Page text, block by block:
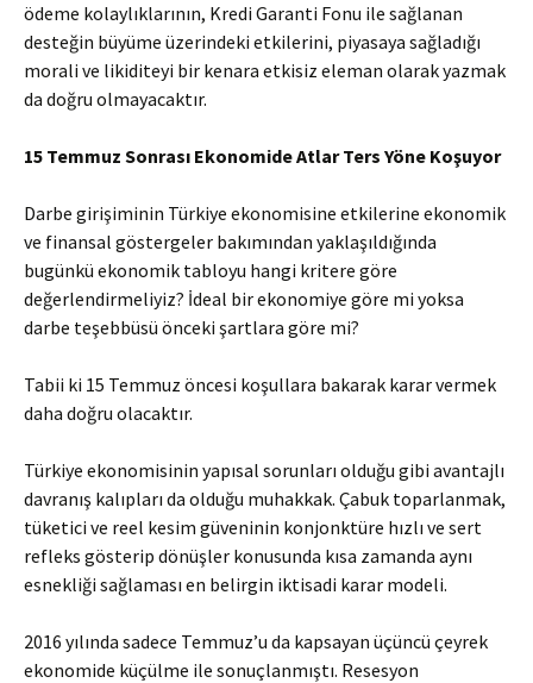
ödeme kolaylıklarının, Kredi Garanti Fonu ile sağlanan
desteğin büyüme üzerindeki etkilerini, piyasaya sağladığı
morali ve likiditeyi bir kenara etkisiz eleman olarak yazmak
da doğru olmayacaktır.
15 Temmuz Sonrası Ekonomide Atlar Ters Yöne Koşuyor
Darbe girişiminin Türkiye ekonomisine etkilerine ekonomik
ve finansal göstergeler bakımından yaklaşıldığında
bugünkü ekonomik tabloyu hangi kritere göre
değerlendirmeliyiz? İdeal bir ekonomiye göre mi yoksa
darbe teşebbüsü önceki şartlara göre mi?
Tabii ki 15 Temmuz öncesi koşullara bakarak karar vermek
daha doğru olacaktır.
Türkiye ekonomisinin yapısal sorunları olduğu gibi avantajlı
davranış kalıpları da olduğu muhakkak. Çabuk toparlanmak,
tüketici ve reel kesim güveninin konjonktüre hızlı ve sert
refleks gösterip dönüşler konusunda kısa zamanda aynı
esnekliği sağlaması en belirgin iktisadi karar modeli.
2016 yılında sadece Temmuz’u da kapsayan üçüncü çeyrek
ekonomide küçülme ile sonuçlanmıştı. Resesyon